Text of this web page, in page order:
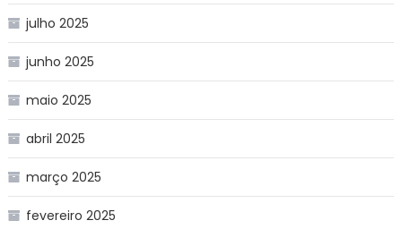
julho 2025
junho 2025
maio 2025
abril 2025
março 2025
fevereiro 2025